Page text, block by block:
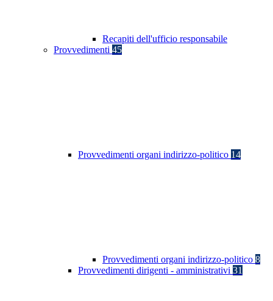
Recapiti dell'ufficio responsabile
Provvedimenti 45
Provvedimenti organi indirizzo-politico 14
Provvedimenti organi indirizzo-politico 8
Provvedimenti dirigenti - amministrativi 31